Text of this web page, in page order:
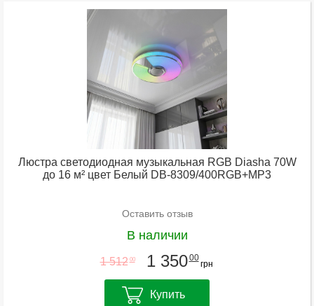
Люстра светодиодная музыкальная RGB Diasha 70W
до 16 м² цвет Белый DB-8309/400RGB+MP3
Оставить отзыв
В наличии
1 512 00 1 35000
грн
Купить